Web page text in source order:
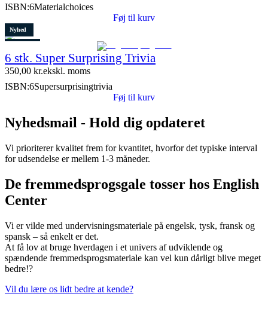
ISBN:6Materialchoices
Føj til kurv
Nyhed
8 stk. tilbage
6 stk. Super Surprising Trivia
350,00 kr.ekskl. moms
ISBN:6Supersurprisingtrivia
Føj til kurv
Nyhedsmail - Hold dig opdateret
Vi prioriterer kvalitet frem for kvantitet, hvorfor det typiske interval
for udsendelse er mellem 1-3 måneder.
De fremmedsprogsgale tosser hos English
Center
Vi er vilde med undervisningsmateriale på engelsk, tysk, fransk og
spansk – så enkelt er det.
At få lov at bruge hverdagen i et univers af udviklende og
spændende fremmedsprogsmateriale kan vel kun dårligt blive meget
bedre!?
Vil du lære os lidt bedre at kende?